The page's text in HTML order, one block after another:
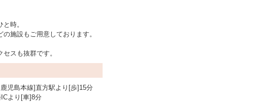
時。
施設もご用意しております。
スも抜群です。
児島本線]直方駅より[歩]15分
より[車]8分